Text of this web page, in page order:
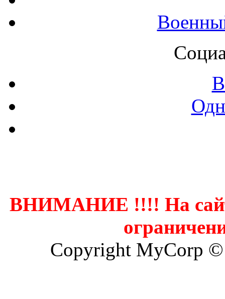
ВНИМАНИЕ !!!! На
Copyright MyCorp